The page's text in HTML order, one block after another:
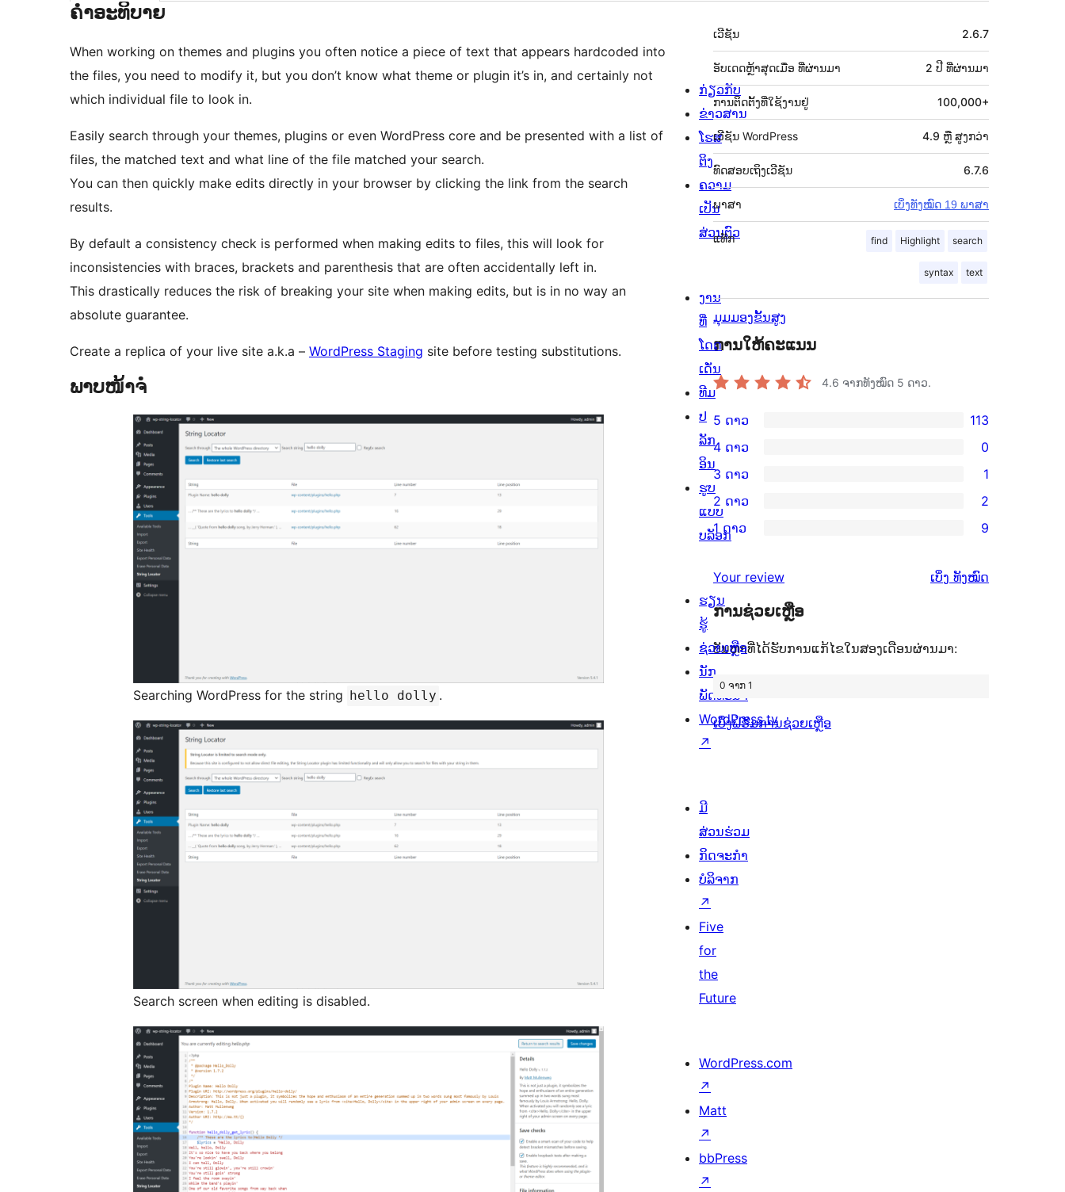
ຄຳອະທິບາຍ
When working on themes and plugins you often notice a piece of text that appears hardcoded into
the files, you need to modify it, but you don’t know what theme or plugin it’s in, and certainly not
which individual file to look in.
Easily search through your themes, plugins or even WordPress core and be presented with a list of
files, the matched text and what line of the file matched your search.
You can then quickly make edits directly in your browser by clicking the link from the search
results.
By default a consistency check is performed when making edits to files, this will look for
inconsistencies with braces, brackets and parenthesis that are often accidentally left in.
This drastically reduces the risk of breaking your site when making edits, but is in no way an
absolute guarantee.
Create a replica of your live site a.k.a – WordPress Staging site before testing substitutions.
ພາບໜ້າຈໍ
Searching WordPress for the string hello dolly .
Search screen when editing is disabled.
ຂໍ້ມູນ
ກຳກັບ
(Meta)
ເວີຊັນ 2.6.7
ອັບເດດຫຼ້າສຸດເມື່ອ 2 ປີ ທີ່ຜ່ານມາ
ທີ່ຜ່ານມາ
ການຕິດຕັ້ງທີ່ໃຊ້ງານຢູ່ 100,000+
ເວີຊັນ WordPress 4.9 ຫຼື ສູງກວ່າ
ທົດສອບເຖິງເວີຊັນ 6.7.6
ພາສາ ເບິ່ງທັງໝົດ 19 ພາສາ
ແທັກ find Highlight search
syntax text
ມຸມມອງຂັ້ນສູງ
ການໃຫ້ຄະແນນ
4.6 ຈາກທັງໝົດ 5 ດາວ.
ການ
ວິຈານ
5
ດາວ
ຈຳນວນ
ລາຍການ
5 ດາວ 113
ການ
ວິຈານ
4
ດາວ
0
ລາຍການ
4 ດາວ 0
ການ
ວິຈານ
3
ຈຳນວນ
1
3 ດາວ 1
ການ
ວິຈານ
ດາວ
ຈຳນວນ
ລາຍການ
2 ດາວ 2
ການ
1
ດາວ
9
ລາຍການ
1 ດາວ 9
Your review ເບິ່ງ ຄຳ
ທັງໝົດ
ການຊ່ວຍເຫຼືອ
ບັນຫາທີ່ໄດ້ຮັບການແກ້ໄຂໃນສອງເດືອນຜ່ານມາ:
0 ຈາກ 1
ເບິ່ງຟໍຣັມການຊ່ວຍເຫຼືອ
ກ່ຽວກັບ
ຂ່າວສານ
ໂຮສ
ຕິງ
ຄວາມ
ເປັນ
ສ່ວນຕົວ
ງານ
ທີ່
ໂດດ
ເດັ່ນ
ທີມ
ປ
ລັກ
ອິນ
ຮູບ
ແບບ
ບລັອກ
ຮຽນ
ຮູ້
ຊ່ວຍເຫຼືອ
ນັກ
ພັດທະນາ
WordPress.tv
↗
ມີ
ສ່ວນຮ່ວມ
ກິດຈະກຳ
ບໍລິຈາກ
↗
Five
for
the
Future
WordPress.com
↗
Matt
↗
bbPress
↗